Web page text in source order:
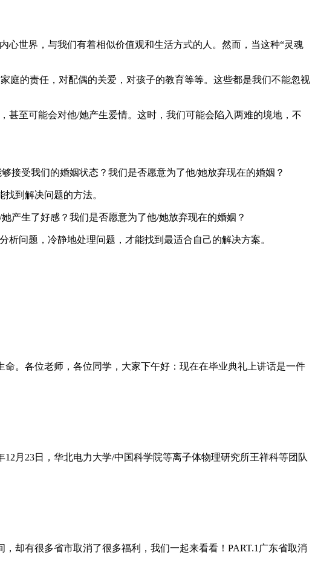
心世界，与我们有着相似价值观和生活方式的人。然而，当这种“灵魂
庭的责任，对配偶的关爱，对孩子的教育等等。这些都是我们不能忽视
甚至可能会对他/她产生爱情。这时，我们可能会陷入两难的境地，不
接受我们的婚姻状态？我们是否愿意为了他/她放弃现在的婚姻？
到解决问题的方法。
产生了好感？我们是否愿意为了他/她放弃现在的婚姻？
问题，冷静地处理问题，才能找到最适合自己的解决方案。
。各位老师，各位同学，大家下午好：现在在毕业典礼上讲话是一件
月23日，华北电力大学/中国科学院等离子体物理研究所王祥科等团队
却有很多省市取消了很多福利，我们一起来看看！PART.1广东省取消